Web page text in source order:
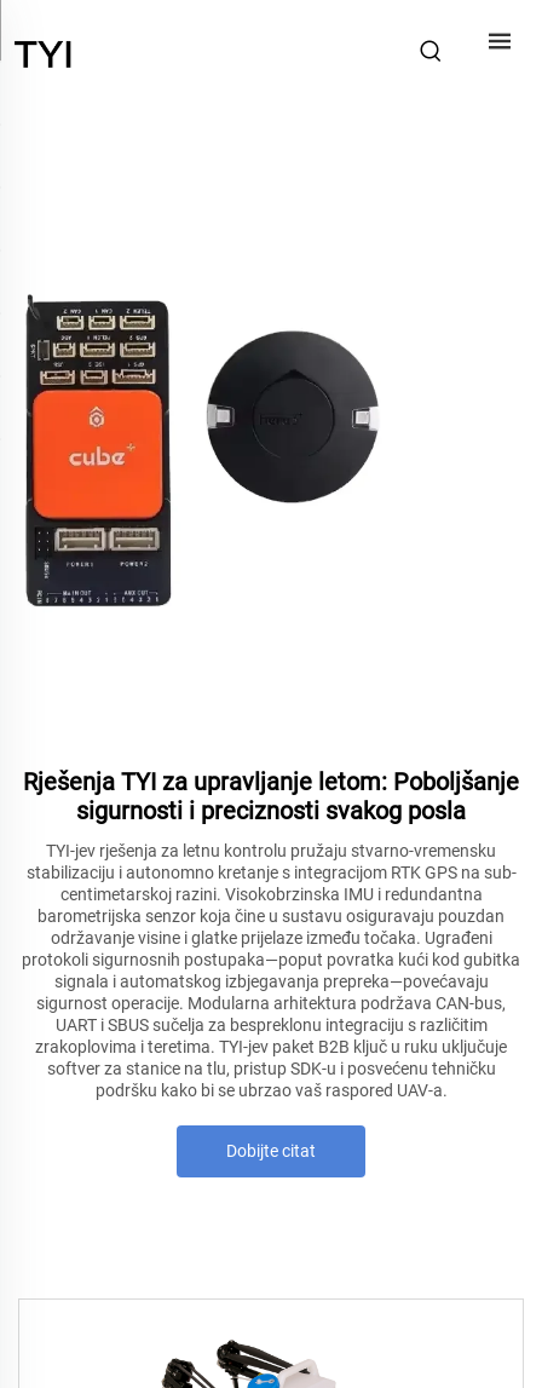
Rješenja TYI za upravljanje letom: Poboljšanje
sigurnosti i preciznosti svakog posla
TYI-jev rješenja za letnu kontrolu pružaju stvarno-vremensku
stabilizaciju i autonomno kretanje s integracijom RTK GPS na sub-
centimetarskoj razini. Visokobrzinska IMU i redundantna
barometrijska senzor koja čine u sustavu osiguravaju pouzdan
održavanje visine i glatke prijelaze između točaka. Ugrađeni
protokoli sigurnosnih postupaka—poput povratka kući kod gubitka
signala i automatskog izbjegavanja prepreka—povećavaju
sigurnost operacije. Modularna arhitektura podržava CAN-bus,
UART i SBUS sučelja za bespreklonu integraciju s različitim
zrakoplovima i teretima. TYI-jev paket B2B ključ u ruku uključuje
softver za stanice na tlu, pristup SDK-u i posvećenu tehničku
podršku kako bi se ubrzao vaš raspored UAV-a.
Dobijte citat